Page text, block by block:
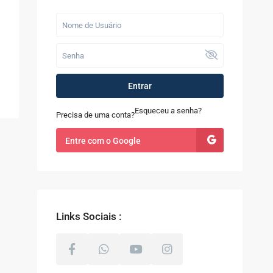
Entrar
Precisa de uma conta?Esqueceu a senha?
Entre com o Google
Links Sociais :
Fazenda com 52
Casa à Venda no
R$ 480.000
Terreno com 8.000m²
à Venda em Coti...